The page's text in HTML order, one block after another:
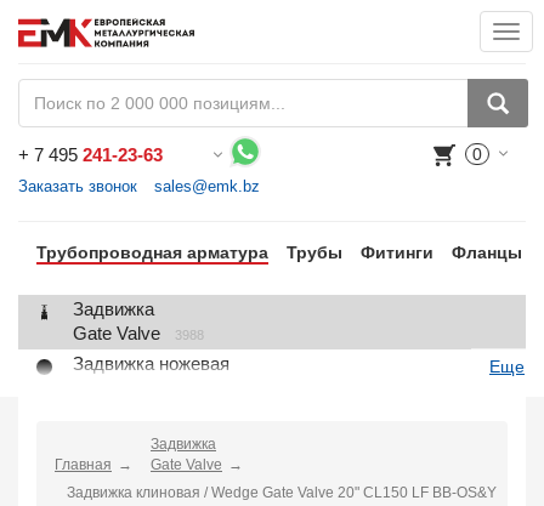
+ 7 495 241-23-63
Заказать звонок sales@emk.bz
0
Трубопроводная арматура Трубы Фитинги Фланцы
Задвижка
Gate Valve
3988
Задвижка ножевая
Globe Valve
2191
Клапан регулирующий
Control Valve
2
Еще
Главная
Задвижка
Gate Valve
Задвижка клиновая / Wedge Gate Valve 20" CL150 LF BB-OS&Y